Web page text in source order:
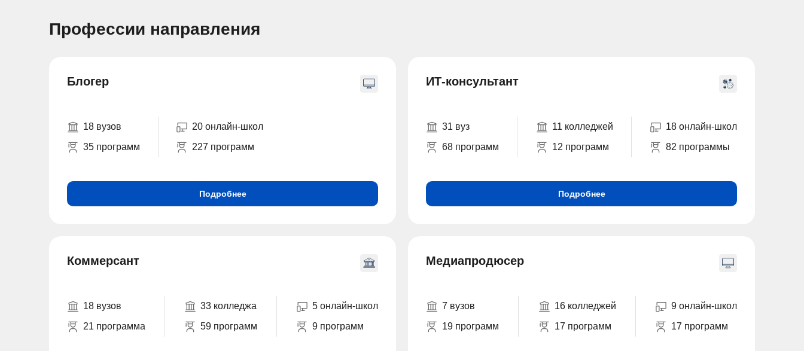
Профессии направления
Блогер
18 вузов
35 программ
20 онлайн-школ
227 программ
Подробнее
ИТ-консультант
31 вуз
68 программ
11 колледжей
12 программ
18 онлайн-школ
82 программы
Подробнее
Коммерсант
18 вузов
21 программа
33 колледжа
59 программ
5 онлайн-школ
9 программ
Медиапродюсер
7 вузов
19 программ
16 колледжей
17 программ
9 онлайн-школ
17 программ